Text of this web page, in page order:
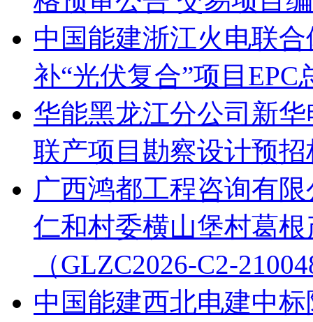
中国能建浙江火电联
补“光伏复合”项目EPC
华能黑龙江分公司新
联产项目勘察设计预招
广西鸿都工程咨询有
仁和村委横山堡村葛
（GLZC2026-C2-
中国能建西北电建中